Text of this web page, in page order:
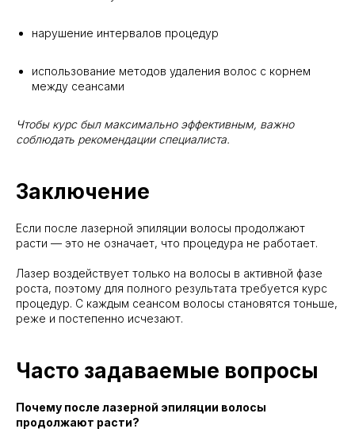
нарушение интервалов процедур
использование методов удаления волос с корнем
между сеансами
Чтобы курс был максимально эффективным, важно
соблюдать рекомендации специалиста.
Заключение
Если после лазерной эпиляции волосы продолжают
расти — это не означает, что процедура не работает.
Лазер воздействует только на волосы в активной фазе
роста, поэтому для полного результата требуется курс
процедур. С каждым сеансом волосы становятся тоньше,
реже и постепенно исчезают.
Часто задаваемые вопросы
Почему после лазерной эпиляции волосы
продолжают расти?